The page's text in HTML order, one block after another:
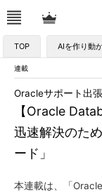
TOP AIを作り動
連載
【Oracle
迅速解決のた
ード」
Oracleサポート出張
本連載は、「